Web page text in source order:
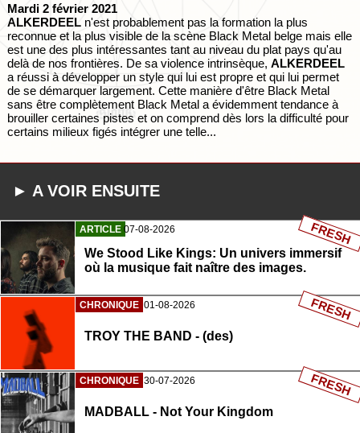
Mardi 2 février 2021
ALKERDEELn'est probablement pas la formation la plus
reconnue et la plus visible de la scène Black Metal belge mais elle
est une des plus intéressantes tant au niveau du plat pays qu'au
delà de nos frontières. De sa violence intrinsèque, ALKERDEEL
a réussi à développer un style qui lui est propre et qui lui permet
de se démarquer largement. Cette manière d'être Black Metal
sans être complètement Black Metal a évidemment tendance à
brouiller certaines pistes et on comprend dès lors la difficulté pour
certains milieux figés intégrer une telle...
► A VOIR ENSUITE
ARTICLE 07-08-2026
We Stood Like Kings: Un univers immersif
où la musique fait naître des images.
FRESH
CHRONIQUE 01-08-2026
TROY THE BAND - (des)
FRESH
CHRONIQUE 30-07-2026
MADBALL - Not Your Kingdom
FRESH